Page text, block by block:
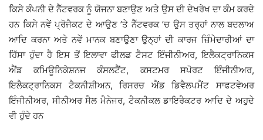
ਕਿਸੇ ਕੰਪਨੀ ਦੇ ਨੈੱਟਵਰਕ ਨੂੰ ਯੋਜਨਾ ਬਣਾਉਣ ਅਤੇ ਉਸ ਦੀ ਦੇਖਰੇਖ ਦਾ ਕੰਮ ਕਰਦੇ
ਹਨ ਕਿਸੇ ਨਵੇਂ ਪ੍ਰੋਜੈਕਟ ਦੇ ਆਉਣ ’ਤੇ ਨੈੱਟਵਰਕ ’ਚ ਉਸ ਤਰ੍ਹਾਂ ਨਾਲ ਬਦਲਾਅ
ਆਦਿ ਕਰਨਾ ਅਤੇ ਨਵੇਂ ਮਾਨਕ ਬਣਾਉਣਾ ਉਨ੍ਹਾਂ ਦੀ ਕਾਰਜ ਜ਼ਿੰਮੇਦਾਰੀਆਂ ਦਾ
ਹਿੱਸਾ ਹੁੰਦਾ ਹੈ ਇਸ ਤੋਂ ਇਲਾਵਾ ਫੀਲਡ ਟੈਸਟ ਇੰਜੀਨੀਅਰ, ਇਲੈਕਟ੍ਰਾਨਿਕਸ
ਐਂਡ ਕਮਿਊਨਿਕੇਸ਼ਨਜ ਕੰਸਲਟੈਂਟ, ਕਸਟਮਰ ਸਪੋਰਟ ਇੰਜੀਨੀਅਰ,
ਇਲੈਕਟ੍ਰਾਨਿਕਸ ਟੈਕਨੀਸ਼ੀਅਨ, ਰਿਸਰਚ ਐਂਡ ਡਿਵੈਲਪਮੈਂਟ ਸਾਫਟਵੇਅਰ
ਇੰਜੀਨੀਅਰ, ਸੀਨੀਅਰ ਸੈਲ ਮੈਨੇਜਰ, ਟੈਕਨੀਕਲ ਡਾਇਰੈਕਟਰ ਆਦਿ ਦੇ ਅਹੁਦੇ
ਵੀ ਹੁੰਦੇ ਹਨ